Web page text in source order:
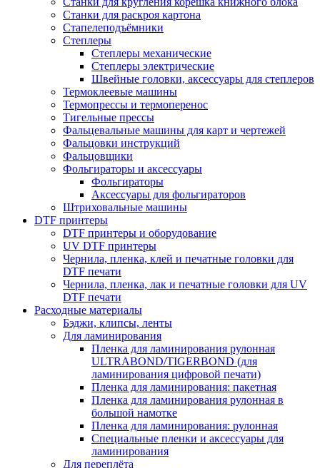
Станки для раскроя картона
Стапелеподъёмники
Степлеры
Степлеры механические
Степлеры электрические
Швейные головки, аксессуары для степлеров
Термоклеевые машины
Термопрессы и термоперенос
Тигельные прессы
Фальцевальные машины для карт и чертежей
Фальцовки инструкций
Фальцовщики
Фольгираторы и аксессуары
Фольгираторы
Аксессуары для фольгираторов
Штриховальные машины
DTF принтеры
DTF принтеры и оборудование
UV DTF принтеры
Чернила, пленка, клей и печатные головки для
DTF печати
Чернила, пленка, лак и печатные головки для UV
DTF печати
Расходные материалы
Бэджи, клипсы, ленты
Для ламинирования
Пленка для ламинирования рулонная
ULTRABOND/TIGERBOND (для
ламинирования цифровой печати)
Пленка для ламинирования: пакетная
Пленка для ламинирования рулонная в
большой намотке
Пленка для ламинирования: рулонная
Специальные пленки и аксессуары для
ламинирования
Для переплёта